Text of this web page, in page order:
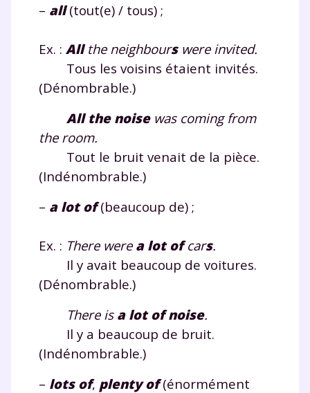
– all(tout(e) / tous) ;
Ex. : All the neighbourswere invited.
Tous les voisins étaient invités.
(Dénombrable.)
All the noise was coming from
the room.
Tout le bruit venait de la pièce.
(Indénombrable.)
– a lot of(beaucoup de) ;
Ex. : There were a lot ofcars.
Il y avait beaucoup de voitures.
(Dénombrable.)
There is a lot of noise.
Il y a beaucoup de bruit.
(Indénombrable.)
– lots of, plenty of(énormément